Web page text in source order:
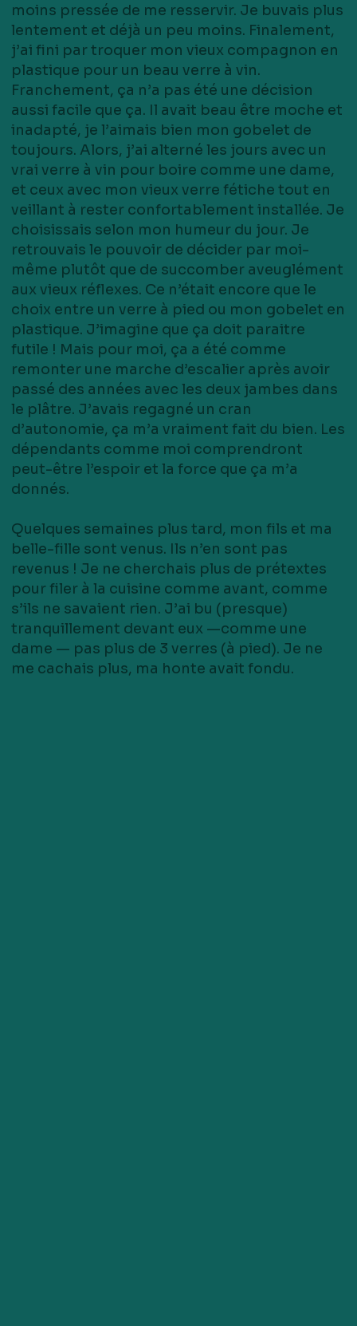
moins pressée de me resservir. Je buvais plus
lentement et déjà un peu moins. Finalement,
j’ai fini par troquer mon vieux compagnon en
plastique pour un beau verre à vin.
Franchement, ça n’a pas été une décision
aussi facile que ça. Il avait beau être moche et
inadapté, je l’aimais bien mon gobelet de
toujours. Alors, j’ai alterné les jours avec un
vrai verre à vin pour boire comme une dame,
et ceux avec mon vieux verre fétiche tout en
veillant à rester confortablement installée. Je
choisissais selon mon humeur du jour. Je
retrouvais le pouvoir de décider par moi-
même plutôt que de succomber aveuglément
aux vieux réflexes. Ce n’était encore que le
choix entre un verre à pied ou mon gobelet en
plastique. J’imagine que ça doit paraitre
futile ! Mais pour moi, ça a été comme
remonter une marche d’escalier après avoir
passé des années avec les deux jambes dans
le plâtre. J’avais regagné un cran
d’autonomie, ça m’a vraiment fait du bien. Les
dépendants comme moi comprendront
peut-être l’espoir et la force que ça m’a
donnés.
Quelques semaines plus tard, mon fils et ma
belle-fille sont venus. Ils n’en sont pas
revenus ! Je ne cherchais plus de prétextes
pour filer à la cuisine comme avant, comme
s’ils ne savaient rien. J’ai bu (presque)
tranquillement devant eux —comme une
dame — pas plus de 3 verres (à pied). Je ne
me cachais plus, ma honte avait fondu.